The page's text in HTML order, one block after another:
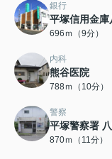
銀行
平塚信用金庫
696ｍ（9分）
内科
熊谷医院
788ｍ（10分）
警察
平塚警察署
870ｍ（11分）